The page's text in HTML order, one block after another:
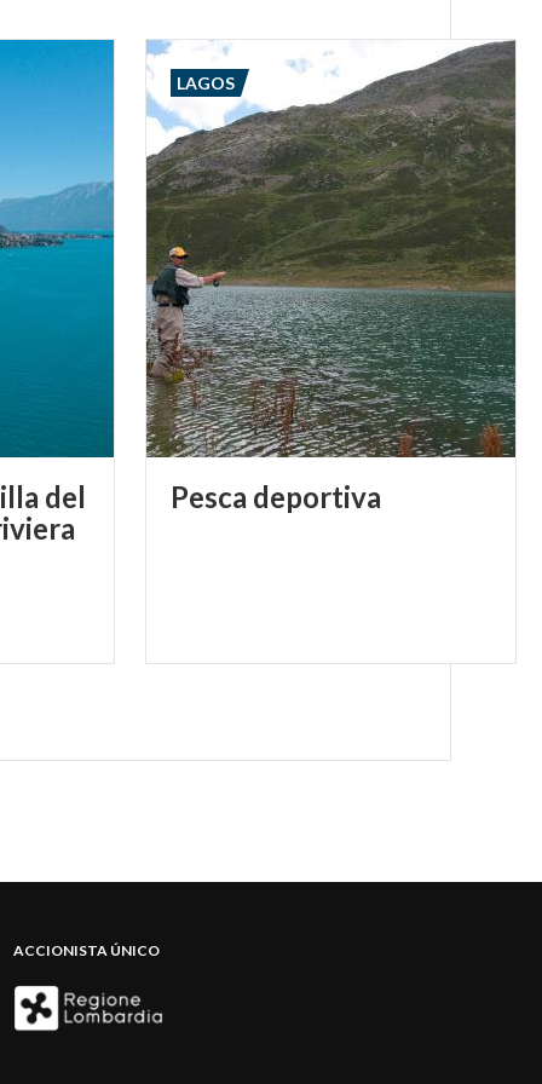
del
Pesca deportiva
LAGOS
ACCIONISTA ÚNICO